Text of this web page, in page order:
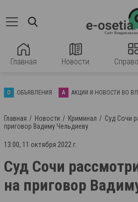
Главная Новости
О ОБЪЯВЛЕНИЯ А АКЦИИ И НОВОСТИ ВО
Главная Новости Криминал
Суд Сочи
приговор Вадиму Чельдиеву
13:00, 11 октября 2022 г.
Суд Сочи
на приговор